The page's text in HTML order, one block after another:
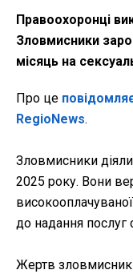
Правоохоронці
Зловмисники
місяць на
Про це
RegioNews.
Зловмисники
2025 року. Вони
до надання послуг
Жертв